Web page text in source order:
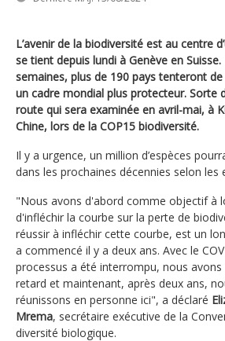
L’avenir de la biodiversité est au centre
se tient depuis lundi à Genève en
semaines, plus de 190 pays tenteront
un cadre mondial plus protecteur. Sorte
route qui sera examinée en avril-mai, à
Chine, lors de la COP15 biodiversité.
Il y a urgence, un million d’espèces
dans les prochaines décennies selon les
"Nous avons d'abord comme objectif à
d'infléchir la courbe sur la perte de
réussir à infléchir cette courbe, est un
a commencé il y a deux ans. Avec le
processus a été interrompu, nous avons
retard et maintenant, après deux ans,
réunissons en personne ici", a déclaré
Mrema, secrétaire exécutive de la
diversité biologique.